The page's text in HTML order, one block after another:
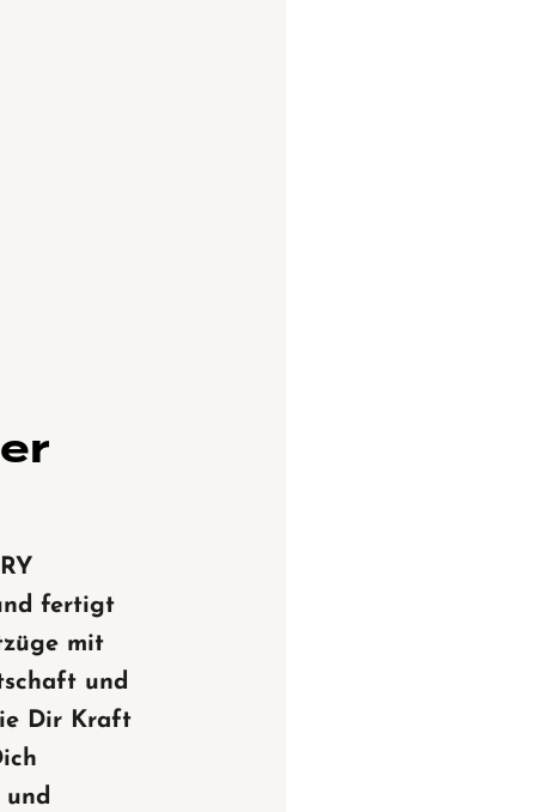
fertigt
mit
und
Dir Kraft
und